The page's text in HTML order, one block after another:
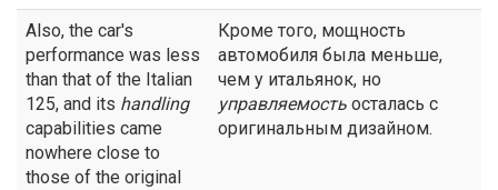
Also, the car's
performance was less
than that of the Italian
125, and its handling
capabilities came
nowhere close to
those of the original
Кроме того, мощность
автомобиля была меньше,
чем у итальянок, но
управляемость осталась с
оригинальным дизайном.